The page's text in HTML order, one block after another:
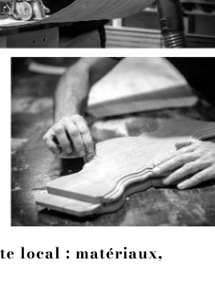
local : matériaux,